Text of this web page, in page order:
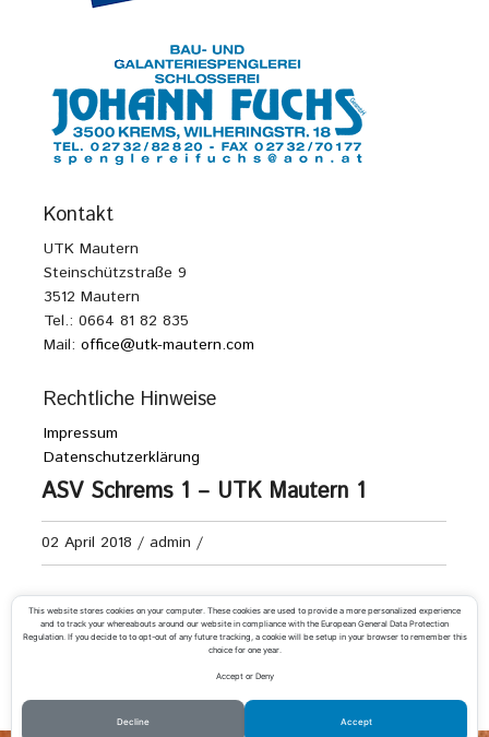
Kontakt
UTK Mautern
Steinschützstraße 9
3512 Mautern
Tel.: 0664 81 82 835
Mail: office@utk-mautern.com
Rechtliche Hinweise
Impressum
Datenschutzerklärung
ASV Schrems 1 – UTK Mautern 1
02 April 2018 / admin /
Senioren 60+ Kreisliga B
1.SVg. Gmünd 1 – UTK Mautern 1
UTK Mautern 1 – UTC Hoheneich 1
This website stores cookies on your computer. These cookies are used to provide a more personalized experience
and to track your whereabouts around our website in compliance with the European General Data Protection
Regulation. If you decide to to opt-out of any future tracking, a cookie will be setup in your browser to remember this
choice for one year.
Accept or Deny
Decline Accept